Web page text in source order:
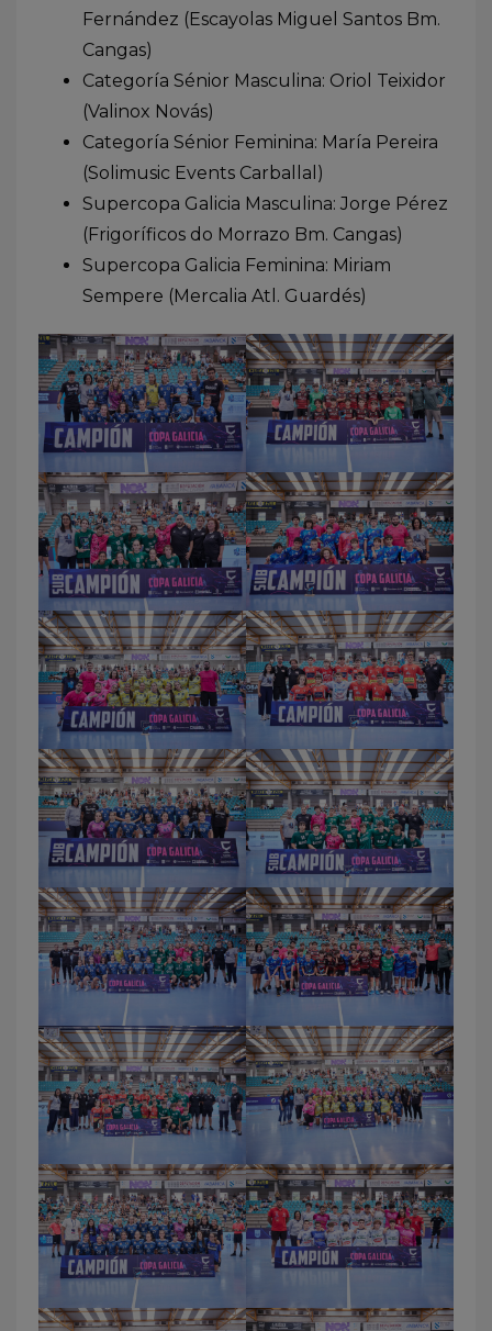
Fernández (Escayolas Miguel Santos Bm.
Cangas)
Categoría Sénior Masculina: Oriol Teixidor
(Valinox Novás)
Categoría Sénior Feminina: María Pereira
(Solimusic Events Carballal)
Supercopa Galicia Masculina: Jorge Pérez
(Frigoríficos do Morrazo Bm. Cangas)
Supercopa Galicia Feminina: Miriam
Sempere (Mercalia Atl. Guardés)